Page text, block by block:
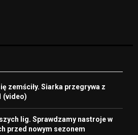
zemściły. Siarka przegrywa z
(video)
lig. Sprawdzamy nastroje w
przed nowym sezonem